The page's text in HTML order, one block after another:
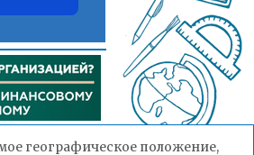
географическое положение,